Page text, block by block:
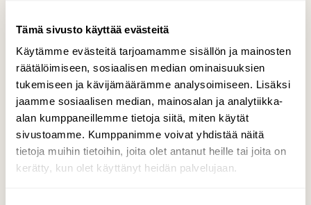
Tämä sivusto käyttää evästeitä
Käytämme evästeitä tarjoamamme sisällön ja mainosten
räätälöimiseen, sosiaalisen median ominaisuuksien
tukemiseen ja kävijämäärämme analysoimiseen. Lisäksi
jaamme sosiaalisen median, mainosalan ja analytiikka-
alan kumppaneillemme tietoja siitä, miten käytät
sivustoamme. Kumppanimme voivat yhdistää näitä
tietoja muihin tietoihin, joita olet antanut heille tai joita on
kerätty, kun olet käyttänyt heidän palvelujaan.
Aurinkoinen ja lauha sää
31.12.16
Vuoden viimeinen päivä 2016 Pyhäjärvellä oli
aurinkoinen, tuulinen ja lauha n. kaksi
astetta lämmintä, ja taivaalla näkyi